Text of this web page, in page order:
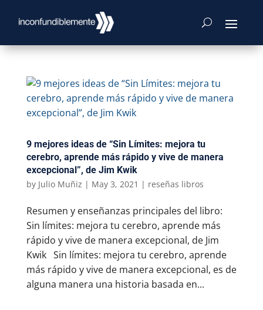
9 mejores ideas de “Sin Límites: mejora tu
cerebro, aprende más rápido y vive de manera
excepcional”, de Jim Kwik
by Julio Muñiz | May 3, 2021 | reseñas libros
Resumen y enseñanzas principales del libro:
Sin límites: mejora tu cerebro, aprende más
rápido y vive de manera excepcional, de Jim
Kwik Sin límites: mejora tu cerebro, aprende
más rápido y vive de manera excepcional, es de
alguna manera una historia basada en...